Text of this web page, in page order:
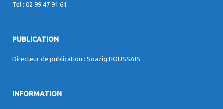
Tel : 02 99 47 91 61
PUBLICATION
Directeur de publication : Soazig HOUSSAIS
INFORMATION